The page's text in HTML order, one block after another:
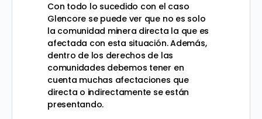
Con todo lo sucedido con el caso
Glencore se puede ver que no es solo
la comunidad minera directa la que es
afectada con esta situación. Además,
dentro de los derechos de las
comunidades debemos tener en
cuenta muchas afectaciones que
directa o indirectamente se están
presentando.